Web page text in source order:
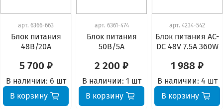
арт. 6366-663
Блок питания
48В/20А
5 700 ₽
В наличии: 6 шт
В корзину
арт. 6361-474
Блок питания
50В/5А
2 200 ₽
В наличии: 1 шт
В корзину
арт. 4234-542
Блок питания AC-
DC 48V 7.5A 360W
1 988 ₽
В наличии: 4 шт
В корзину